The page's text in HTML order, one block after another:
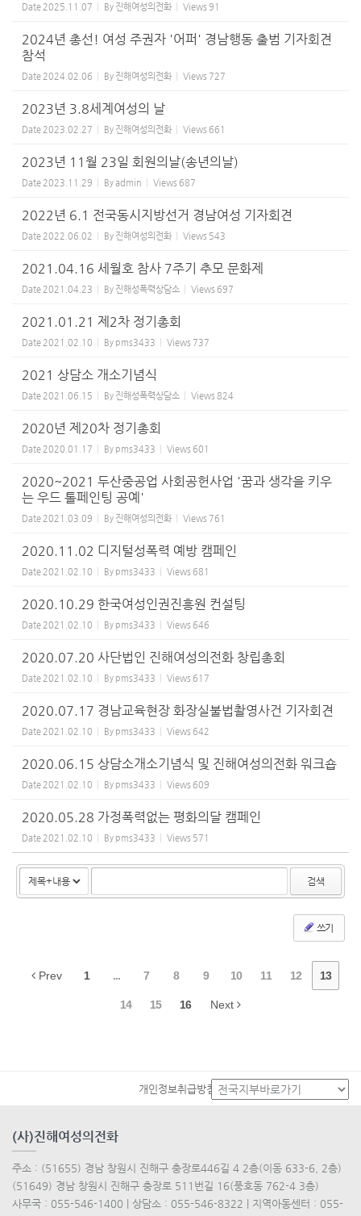
Date 2025.11.07 By 진해여성의전화 Views 91
2024년 총선! 여성 주권자 '어퍼' 경남행동 출범 기자회견
참석
Date 2024.02.06 By 진해여성의전화 Views 727
2023년 3.8세계여성의 날
Date 2023.02.27 By 진해여성의전화 Views 661
2023년 11월 23일 회원의날(송년의날)
Date 2023.11.29 Byadmin Views 687
2022년 6.1 전국동시지방선거 경남여성 기자회견
Date 2022.06.02 By 진해여성의전화 Views 543
2021.04.16 세월호 참사 7주기 추모 문화제
Date 2021.04.23 By 진해성폭력상담소 Views 697
2021.01.21 제2차 정기총회
Date 2021.02.10 By pms3433 Views 737
2021 상담소 개소기념식
Date 2021.06.15 By 진해성폭력상담소 Views 824
2020년 제20차 정기총회
Date 2020.01.17 By pms3433 Views 601
2020~2021 두산중공업 사회공헌사업 '꿈과 생각을 키우
는 우드 톨페인팅 공예'
Date 2021.03.09 By 진해여성의전화 Views 761
2020.11.02 디지털성폭력 예방 캠페인
Date 2021.02.10 By pms3433 Views 681
2020.10.29 한국여성인권진흥원 컨설팅
Date 2021.02.10 By pms3433 Views 646
2020.07.20 사단법인 진해여성의전화 창립총회
Date 2021.02.10 By pms3433 Views 617
2020.07.17 경남교육현장 화장실불법촬영사건 기자회견
Date 2021.02.10 By pms3433 Views 642
2020.06.15 상담소개소기념식 및 진해여성의전화 워크숍
Date 2021.02.10 By pms3433 Views 609
2020.05.28 가정폭력없는 평화의달 캠페인
Date 2021.02.10 By pms3433 Views 571
검색
쓰기
Prev 1 ... 7 8 9 10 11 12 13
14 15 16 Next
개인정보취급방침
(사)진해여성의전화
주소 : (51655) 경남 창원시 진해구 충장로446길 4 2층(이동 633-6, 2층)
(51649) 경남 창원시 진해구 충장로 511번길 16(풍호동 762-4 3층)
사무국 : 055-546-1400 | 상담소 : 055-546-8322 | 지역아동센터 : 055-